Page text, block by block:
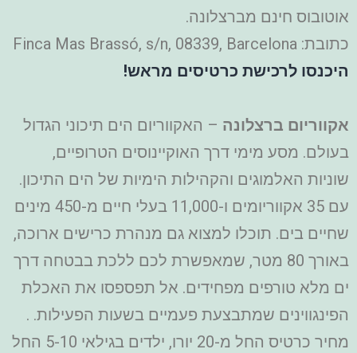
אוטובוס חינם מברצלונה.
כתובת: Finca Mas Brassó, s/n, 08339, Barcelona
היכנסו לרכישת כרטיסים מראש!
אקווריום ברצלונה – האקווריום הים תיכוני הגדול
בעולם. מסע מימי דרך האוקיינוסים הטרופיים,
שוניות האלמוגים והקהילות הימיות של הים התיכון.
עם 35 אקווריומים ו-11,000 בעלי חיים מ-450 מינים
שחיים בים. תוכלו למצוא גם מנהרת כרישים ארוכה,
באורך 80 מטר, שמאפשרת לכם ללכת בבטחה דרך
ים מלא טורפים מפחידים. אל תפספסו את האכלת
הפינגווינים שמתבצעת פעמיים בשעות הפעילות. .
מחיר כרטיס החל מ-20 יורו, ילדים בגילאי 5-10 החל